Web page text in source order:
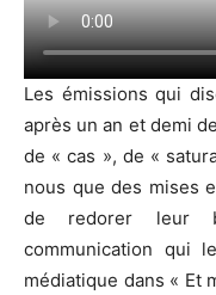
Les émissions qui
après un an et demi
de « cas », de «
nous que des mises
de redorer leur
communication qui
médiatique dans « Et